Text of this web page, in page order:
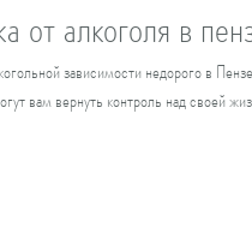
от алкоголя в
зависимости недорого в
вам вернуть контроль над своей